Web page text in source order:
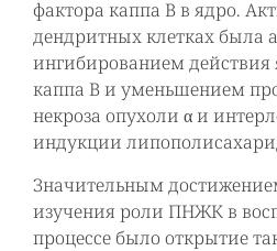
фактора каппа В в ядро.
дендритных клетках была
ингибированием действия
каппа В и уменьшением
некроза опухоли α и
индукции
Значительным
изучения роли ПНЖК в
процессе было открытие